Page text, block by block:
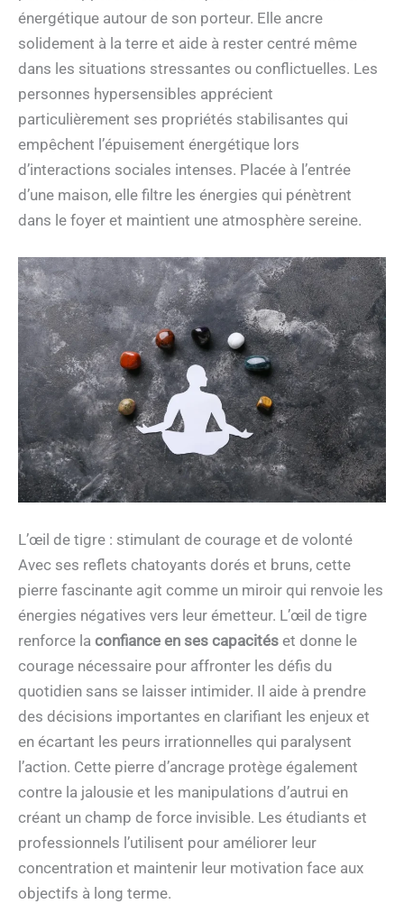
énergétique autour de son porteur. Elle ancre
solidement à la terre et aide à rester centré même
dans les situations stressantes ou conflictuelles. Les
personnes hypersensibles apprécient
particulièrement ses propriétés stabilisantes qui
empêchent l’épuisement énergétique lors
d’interactions sociales intenses. Placée à l’entrée
d’une maison, elle filtre les énergies qui pénètrent
dans le foyer et maintient une atmosphère sereine.
L’œil de tigre : stimulant de courage et de volonté
Avec ses reflets chatoyants dorés et bruns, cette
pierre fascinante agit comme un miroir qui renvoie les
énergies négatives vers leur émetteur. L’œil de tigre
renforce la confiance en ses capacités et donne le
courage nécessaire pour affronter les défis du
quotidien sans se laisser intimider. Il aide à prendre
des décisions importantes en clarifiant les enjeux et
en écartant les peurs irrationnelles qui paralysent
l’action. Cette pierre d’ancrage protège également
contre la jalousie et les manipulations d’autrui en
créant un champ de force invisible. Les étudiants et
professionnels l’utilisent pour améliorer leur
concentration et maintenir leur motivation face aux
objectifs à long terme.